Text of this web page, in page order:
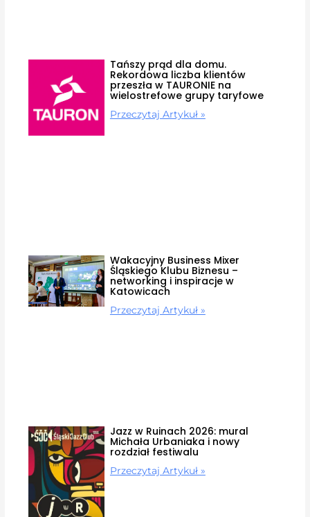
Tańszy prąd dla domu.
Rekordowa liczba klientów
przeszła w TAURONIE na
wielostrefowe grupy taryfowe
Przeczytaj Artykuł »
Wakacyjny Business Mixer
Śląskiego Klubu Biznesu –
networking i inspiracje w
Katowicach
Przeczytaj Artykuł »
Jazz w Ruinach 2026: mural
Michała Urbaniaka i nowy
rozdział festiwalu
Przeczytaj Artykuł »